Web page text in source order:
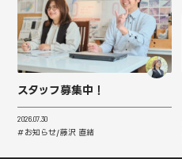
スタッフ募集中！
2026.07.30
お知らせ 藤沢 直緒